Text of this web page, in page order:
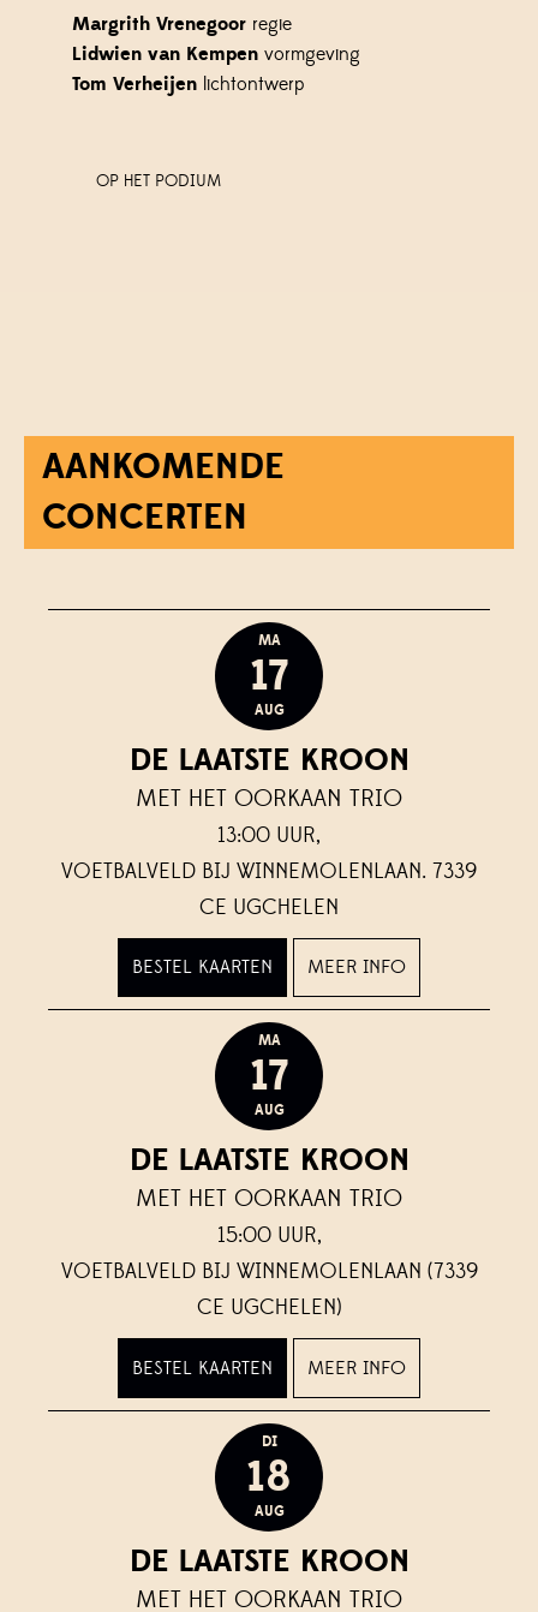
Margrith Vrenegoor regie
Lidwien van Kempen vormgeving
Tom Verheijen lichtontwerp
OP HET PODIUM
AANKOMENDE
CONCERTEN
MA
17
AUG
DE LAATSTE KROON
MET HET OORKAAN TRIO
13:00 UUR,
VOETBALVELD BIJ WINNEMOLENLAAN. 7339
CE UGCHELEN
BESTEL KAARTEN MEER INFO
MA
17
AUG
DE LAATSTE KROON
MET HET OORKAAN TRIO
15:00 UUR,
VOETBALVELD BIJ WINNEMOLENLAAN (7339
CE UGCHELEN)
BESTEL KAARTEN MEER INFO
DI
18
AUG
DE LAATSTE KROON
MET HET OORKAAN TRIO